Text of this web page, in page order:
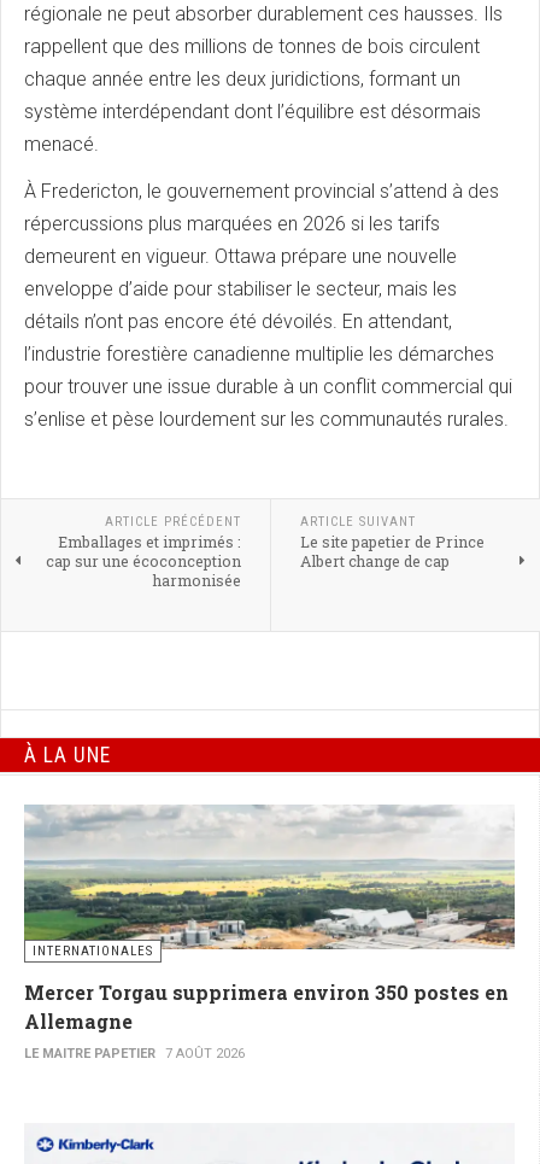
régionale ne peut absorber durablement ces hausses. Ils
rappellent que des millions de tonnes de bois circulent
chaque année entre les deux juridictions, formant un
système interdépendant dont l’équilibre est désormais
menacé.
À Fredericton, le gouvernement provincial s’attend à des
répercussions plus marquées en 2026 si les tarifs
demeurent en vigueur. Ottawa prépare une nouvelle
enveloppe d’aide pour stabiliser le secteur, mais les
détails n’ont pas encore été dévoilés. En attendant,
l’industrie forestière canadienne multiplie les démarches
pour trouver une issue durable à un conflit commercial qui
s’enlise et pèse lourdement sur les communautés rurales.
ARTICLE PRÉCÉDENT
Emballages et imprimés :
cap sur une écoconception
harmonisée
ARTICLE SUIVANT
Le site papetier de Prince
Albert change de cap
À LA UNE
INTERNATIONALES
Mercer Torgau supprimera environ 350 postes en
Allemagne
LE MAITRE PAPETIER 7 AOÛT 2026